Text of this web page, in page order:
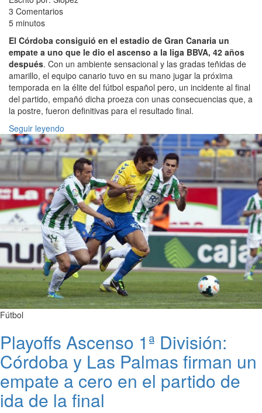
3 Comentarios
5 minutos
El Córdoba consiguió en el estadio de Gran Canaria un
empate a uno que le dio el ascenso a la liga BBVA, 42 años
después. Con un ambiente sensacional y las gradas teñidas de
amarillo, el equipo canario tuvo en su mano jugar la próxima
temporada en la élite del fútbol español pero, un incidente al final
del partido, empañó dicha proeza con unas consecuencias que, a
la postre, fueron definitivas para el resultado final.
Seguir leyendo
Fútbol
Playoffs Ascenso 1ª División:
Córdoba y Las Palmas firman un
empate a cero en el partido de
ida de la final